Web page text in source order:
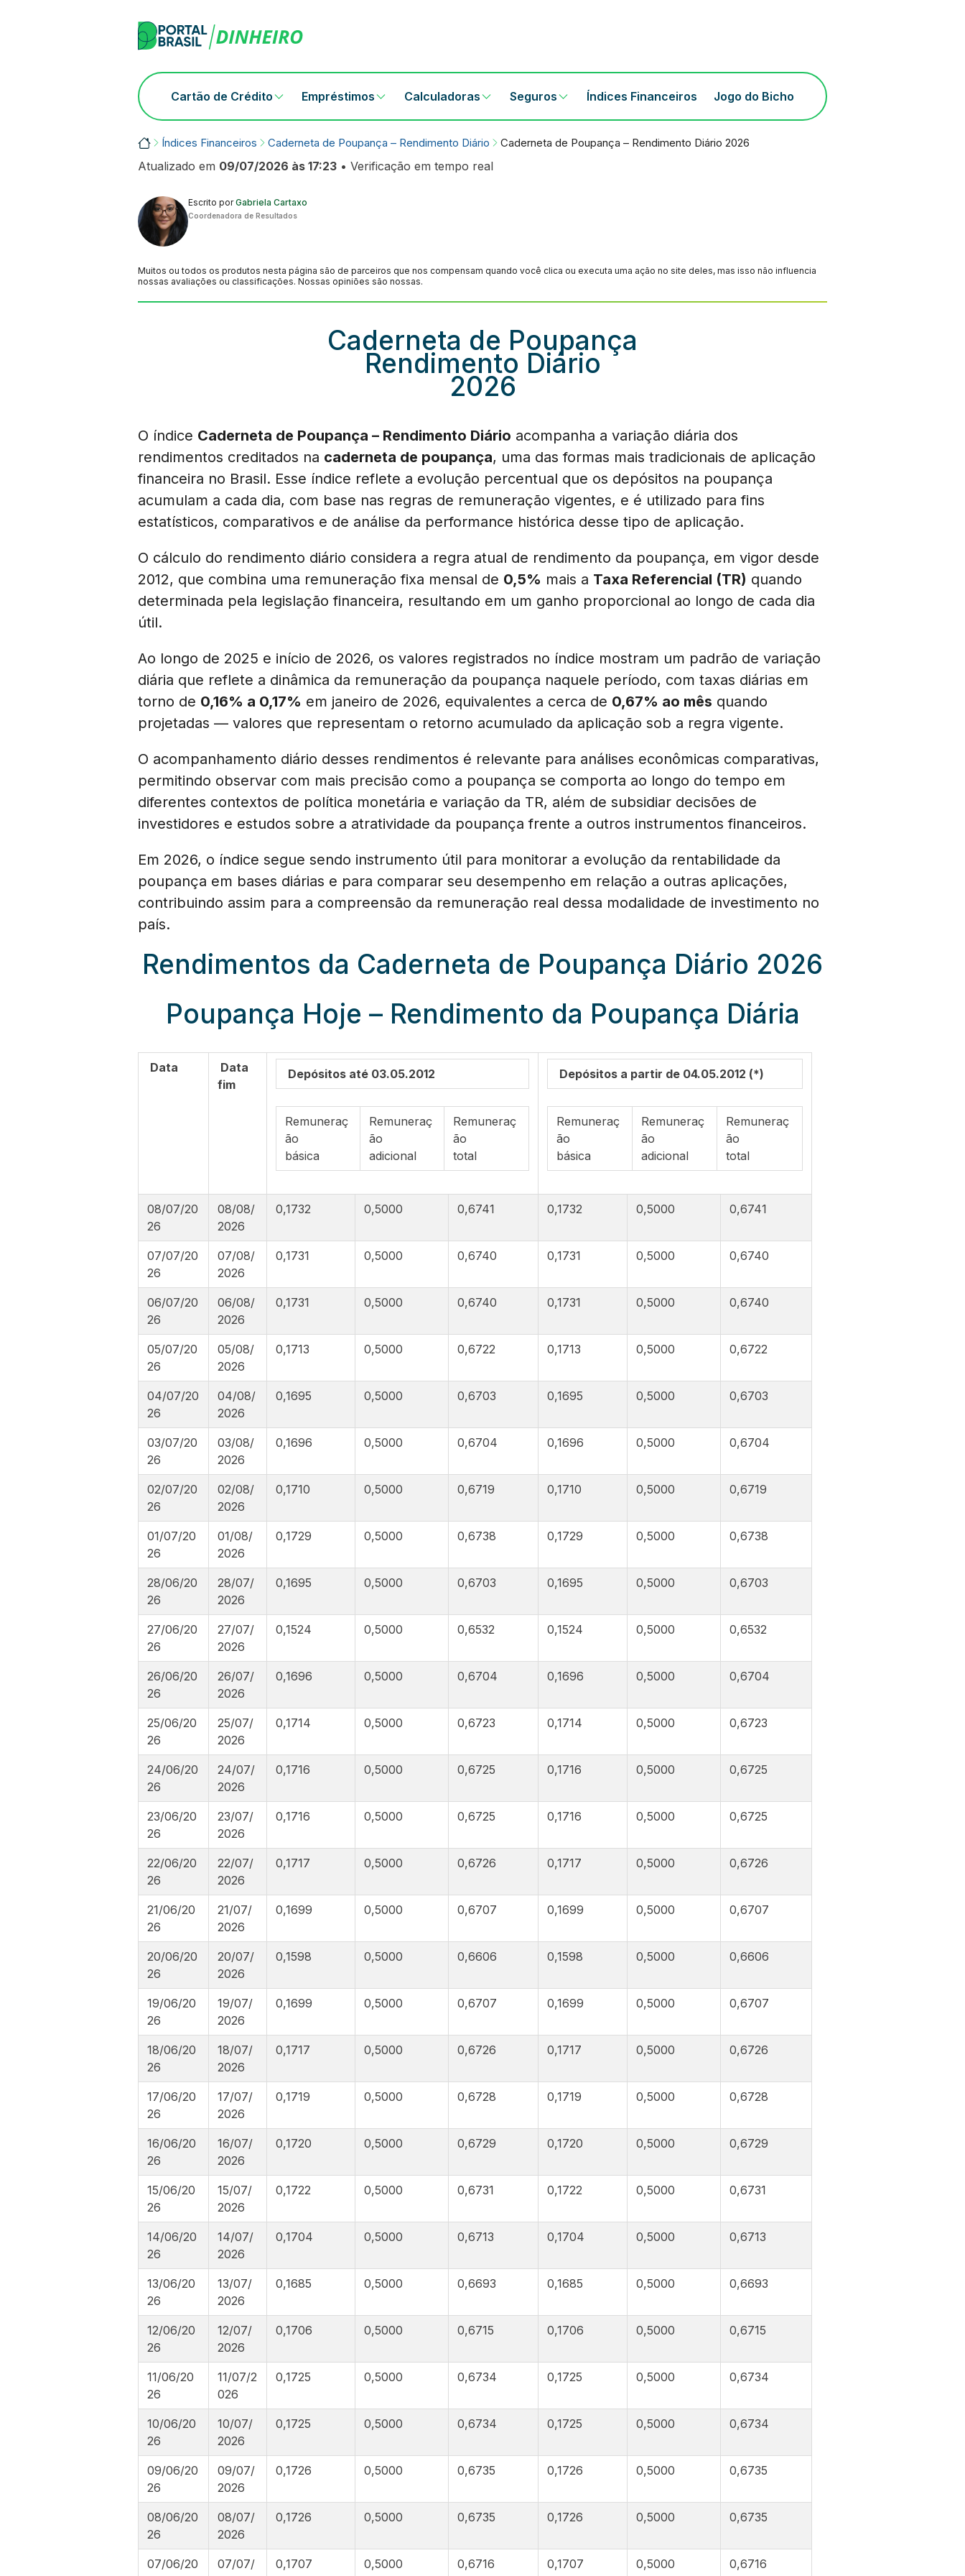
Cartão de Crédito Empréstimos Calculadoras Seguros Índices Financeiros Jogo do Bicho
Portalbrasil
Índices Financeiros Caderneta de Poupança – Rendimento Diário Caderneta de Poupança – Rendimento Diário 2026
Atualizado em 09/07/2026 às 17:23 • Verificação em tempo real
Escrito porGabriela Cartaxo
Coordenadora de Resultados
Muitos ou todos os produtos nesta página são de parceiros que nos compensam quando você clica ou executa uma ação no site deles, mas isso não influencia
nossas avaliações ou classificações. Nossas opiniões são nossas.
Caderneta de Poupança
Rendimento Diário
2026
O índice Caderneta de Poupança – Rendimento Diário acompanha a variação diária dos
rendimentos creditados na caderneta de poupança, uma das formas mais tradicionais de aplicação
financeira no Brasil. Esse índice reflete a evolução percentual que os depósitos na poupança
acumulam a cada dia, com base nas regras de remuneração vigentes, e é utilizado para fins
estatísticos, comparativos e de análise da performance histórica desse tipo de aplicação.
O cálculo do rendimento diário considera a regra atual de rendimento da poupança, em vigor desde
2012, que combina uma remuneração fixa mensal de 0,5% mais a Taxa Referencial (TR) quando
determinada pela legislação financeira, resultando em um ganho proporcional ao longo de cada dia
útil.
Ao longo de 2025 e início de 2026, os valores registrados no índice mostram um padrão de variação
diária que reflete a dinâmica da remuneração da poupança naquele período, com taxas diárias em
torno de 0,16% a 0,17% em janeiro de 2026, equivalentes a cerca de 0,67% ao mês quando
projetadas — valores que representam o retorno acumulado da aplicação sob a regra vigente.
O acompanhamento diário desses rendimentos é relevante para análises econômicas comparativas,
permitindo observar com mais precisão como a poupança se comporta ao longo do tempo em
diferentes contextos de política monetária e variação da TR, além de subsidiar decisões de
investidores e estudos sobre a atratividade da poupança frente a outros instrumentos financeiros.
Em 2026, o índice segue sendo instrumento útil para monitorar a evolução da rentabilidade da
poupança em bases diárias e para comparar seu desempenho em relação a outras aplicações,
contribuindo assim para a compreensão da remuneração real dessa modalidade de investimento no
país.
Rendimentos da Caderneta de Poupança Diário 2026
Poupança Hoje – Rendimento da Poupança Diária
Data
Data
fim
Depósitos até 03.05.2012
Remuneraç
ão
básica
Remuneraç
ão
adicional
Remuneraç
ão
total
Depósitos a partir de 04.05.2012 (*)
Remuneraç
ão
básica
Remuneraç
ão
adicional
Remuneraç
ão
total
08/07/20
26
08/08/
2026
0,1732 0,5000 0,6741 0,1732 0,5000 0,6741
07/07/20
26
07/08/
2026
0,1731 0,5000 0,6740 0,1731 0,5000 0,6740
06/07/20
26
06/08/
2026
0,1731 0,5000 0,6740 0,1731 0,5000 0,6740
05/07/20
26
05/08/
2026
0,1713 0,5000 0,6722 0,1713 0,5000 0,6722
04/07/20
26
04/08/
2026
0,1695 0,5000 0,6703 0,1695 0,5000 0,6703
03/07/20
26
03/08/
2026
0,1696 0,5000 0,6704 0,1696 0,5000 0,6704
02/07/20
26
02/08/
2026
0,1710 0,5000 0,6719 0,1710 0,5000 0,6719
01/07/20
26
01/08/
2026
0,1729 0,5000 0,6738 0,1729 0,5000 0,6738
28/06/20
26
28/07/
2026
0,1695 0,5000 0,6703 0,1695 0,5000 0,6703
27/06/20
26
27/07/
2026
0,1524 0,5000 0,6532 0,1524 0,5000 0,6532
26/06/20
26
26/07/
2026
0,1696 0,5000 0,6704 0,1696 0,5000 0,6704
25/06/20
26
25/07/
2026
0,1714 0,5000 0,6723 0,1714 0,5000 0,6723
24/06/20
26
24/07/
2026
0,1716 0,5000 0,6725 0,1716 0,5000 0,6725
23/06/20
26
23/07/
2026
0,1716 0,5000 0,6725 0,1716 0,5000 0,6725
22/06/20
26
22/07/
2026
0,1717 0,5000 0,6726 0,1717 0,5000 0,6726
21/06/20
26
21/07/
2026
0,1699 0,5000 0,6707 0,1699 0,5000 0,6707
20/06/20
26
20/07/
2026
0,1598 0,5000 0,6606 0,1598 0,5000 0,6606
19/06/20
26
19/07/
2026
0,1699 0,5000 0,6707 0,1699 0,5000 0,6707
18/06/20
26
18/07/
2026
0,1717 0,5000 0,6726 0,1717 0,5000 0,6726
17/06/20
26
17/07/
2026
0,1719 0,5000 0,6728 0,1719 0,5000 0,6728
16/06/20
26
16/07/
2026
0,1720 0,5000 0,6729 0,1720 0,5000 0,6729
15/06/20
26
15/07/
2026
0,1722 0,5000 0,6731 0,1722 0,5000 0,6731
14/06/20
26
14/07/
2026
0,1704 0,5000 0,6713 0,1704 0,5000 0,6713
13/06/20
26
13/07/
2026
0,1685 0,5000 0,6693 0,1685 0,5000 0,6693
12/06/20
26
12/07/
2026
0,1706 0,5000 0,6715 0,1706 0,5000 0,6715
11/06/20
26
11/07/2
026
0,1725 0,5000 0,6734 0,1725 0,5000 0,6734
10/06/20
26
10/07/
2026
0,1725 0,5000 0,6734 0,1725 0,5000 0,6734
09/06/20
26
09/07/
2026
0,1726 0,5000 0,6735 0,1726 0,5000 0,6735
08/06/20
26
08/07/
2026
0,1726 0,5000 0,6735 0,1726 0,5000 0,6735
07/06/20
07/07/
0,1707 0,5000 0,6716 0,1707 0,5000 0,6716